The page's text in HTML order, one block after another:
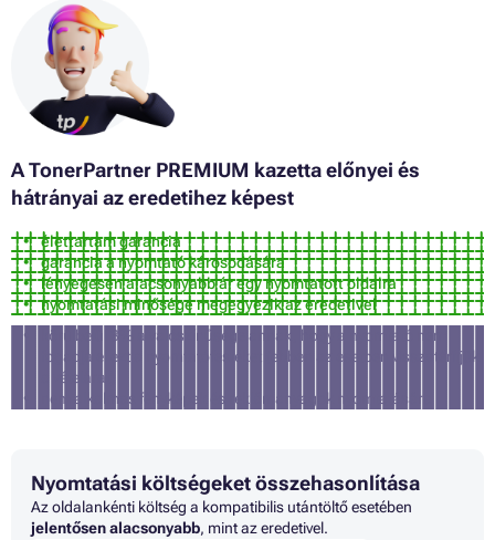
Patron BROTHER DCP-T510W
Patron BROTHER DCP-T520W
Patron BROTHER DCP-T525W
Patron BROTHER DCP-T700W
Patron BROTHER DCP-T710W
Patron BROTHER DCP-T720DW
Patron BROTHER MFC-T910DW
A TonerPartner PREMIUM kazetta előnyei és
hátrányai az eredetihez képest
élettartam garancia
garancia a nyomtató károsodására
lényegesen alacsonyabb ár egy nyomtatott oldalra
nyomtatási minősége megegyezik az eredetivel
körülbelül 3% a valószínűsége annak, hogy a nyomtató nem
fogadja el ezt a nyomtatófestéket (ebben az esetben visszatérítjük
a vételárat)
nem alkalmas fényképek és reklámanyagok nyomtatására
Nyomtatási költségeket összehasonlítása
Az oldalankénti költség a kompatibilis utántöltő esetében
jelentősen alacsonyabb, mint az eredetivel.